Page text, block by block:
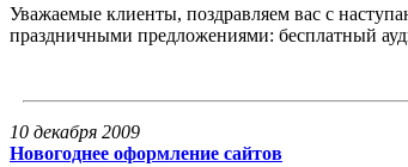
Уважаемые клиенты, поздравляем вас с
праздничными предложениями: бесплатный
10 декабря 2009
Новогоднее оформление сайтов